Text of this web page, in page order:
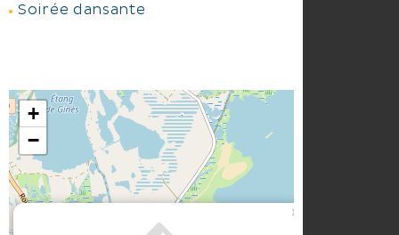
Soirée dansante
×
+
−